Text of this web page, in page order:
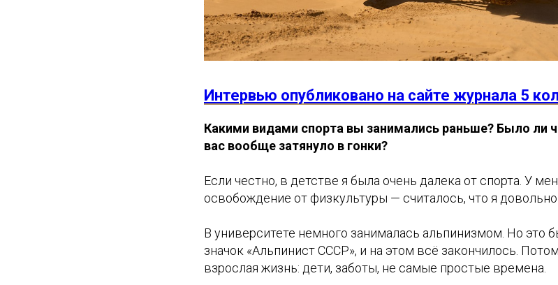
Интервью опубликовано на сайте журнала 5
Какими видами спорта вы занимались раньше? Было ли
вас вообще затянуло в гонки?
Если честно, в детстве я была очень далека от спорта. У
освобождение от физкультуры — считалось, что я
В университете немного занималась альпинизмом. Но это
значок «Альпинист СССР», и на этом всё закончилось.
взрослая жизнь: дети, заботы, не самые простые времена.